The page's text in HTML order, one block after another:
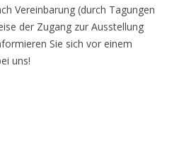
Vereinbarung (durch Tagungen
der Zugang zur Ausstellung
Sie sich vor einem
uns!